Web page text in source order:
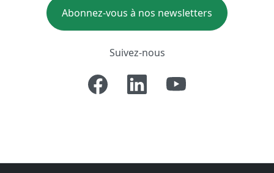
Abonnez-vous à nos newsletters
Suivez-nous